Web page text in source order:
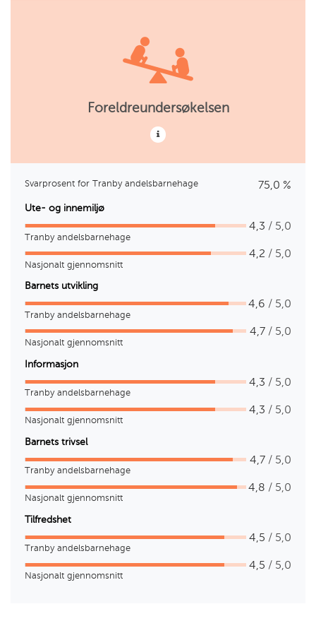
Foreldreundersøkelsen
Svarprosent for Tranby andelsbarnehage 75,0 %
Ute- og innemiljø
4,3 / 5,0
Tranby andelsbarnehage
4,2 / 5,0
Nasjonalt gjennomsnitt
Barnets utvikling
4,6 / 5,0
Tranby andelsbarnehage
4,7 / 5,0
Nasjonalt gjennomsnitt
Informasjon
4,3 / 5,0
Tranby andelsbarnehage
4,3 / 5,0
Nasjonalt gjennomsnitt
Barnets trivsel
4,7 / 5,0
Tranby andelsbarnehage
4,8 / 5,0
Nasjonalt gjennomsnitt
Tilfredshet
4,5 / 5,0
Tranby andelsbarnehage
4,5 / 5,0
Nasjonalt gjennomsnitt